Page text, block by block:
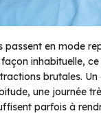
passent en mode
inhabituelle,
brutales.
une journée
parfois à